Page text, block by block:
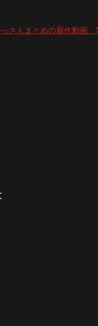
っさんまとめの新作動画